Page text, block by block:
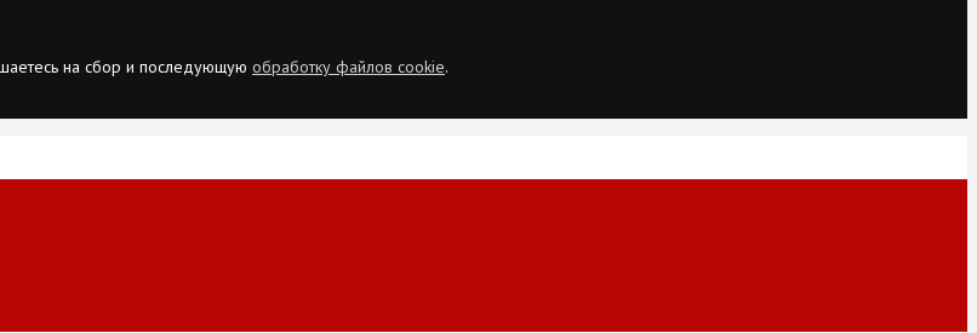
на сбор и последующую обработку файлов cookie.